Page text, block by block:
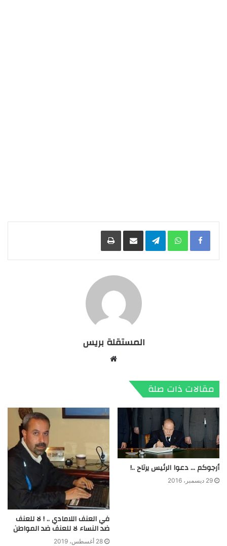
Facebook
WhatsApp
Telegramمشاركة عبر البريد طباعة
المستقلة بريس
مقالات ذات صلة
أرجوكم … دعوا الرئيس يرتاح ..!
29 ديسمبر، 2016
في العنف اللامادي .. ! لا للعنف
ضد النساء لا للعنف ضد المواطن
28 أغسطس، 2019